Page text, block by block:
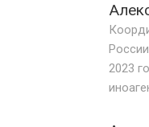
ЛЕСНОЕ ХОЗЯЙСТВО
ЭКСПЕРТНОЕ МНЕНИЕ
2023